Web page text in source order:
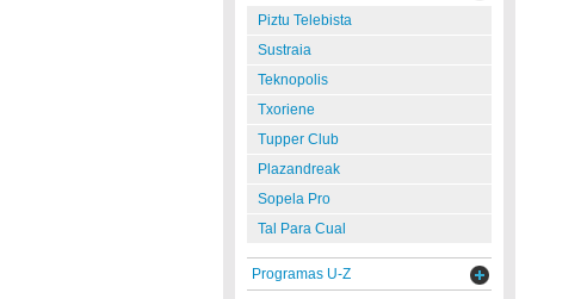
Piztu Telebista
Sustraia
Teknopolis
Txoriene
Tupper Club
Plazandreak
Sopela Pro
Tal Para Cual
Programas U-Z